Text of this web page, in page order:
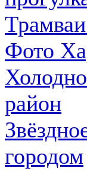
Фото
район
городом